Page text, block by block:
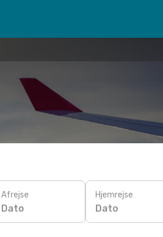
Afrejse
Dato
Hjemrejse
Dato